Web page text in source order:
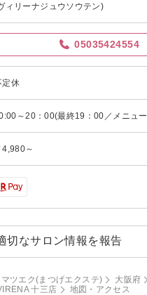
ィリーナジュウソウテン)
05035424554
定休
～20：00(最終19：00／メニュ
4,980～
切なサロン情報を報告
マツエク(まつげエクステ) 大阪府
十三店 地図・アクセス